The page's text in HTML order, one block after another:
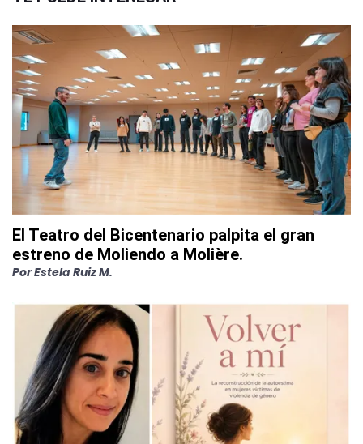
El Teatro del Bicentenario palpita el gran
estreno de Moliendo a Molière.
PorEstela Ruiz M.